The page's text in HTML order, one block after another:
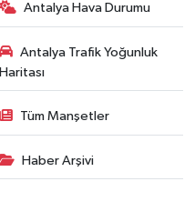
Antalya Hava Durumu
Antalya Trafik Yoğunluk
Haritası
Tüm Manşetler
Haber Arşivi